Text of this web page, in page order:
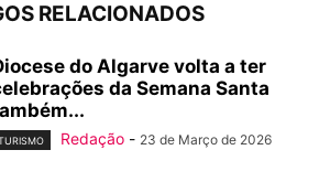
RELACIONADOS
do Algarve volta a ter
da Semana Santa
Redação - 23 de Março de 2026